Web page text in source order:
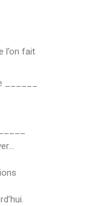
l’on fait
______